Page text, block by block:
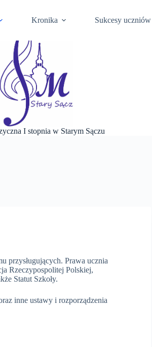
I stopnia w Starym Sączu
Kronika Sukcesy uczniów
przysługujących. Prawa ucznia
Rzeczypospolitej Polskiej,
Statut Szkoły.
inne ustawy i rozporządzenia